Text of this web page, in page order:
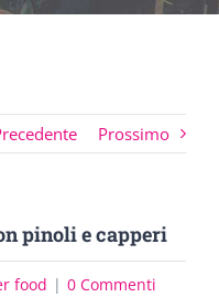
Prossimo
pinoli e capperi
food | 0 Commenti